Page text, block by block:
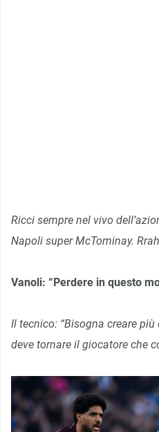
Ricci sempre nel vivo
Napoli super McTominay.
Vanoli: “Perdere in questo
Il tecnico: “Bisogna creare
deve tornare il giocatore che